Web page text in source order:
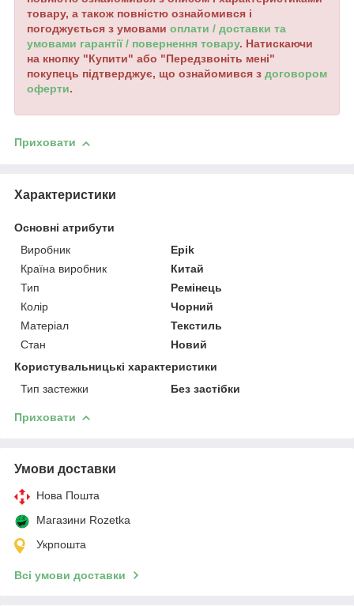
товару, а також повністю ознайомився і
погоджується з умовами оплати / доставки та
умовами гарантії / повернення товару. Натискаючи
на кнопку "Купити" або "Передзвоніть мені"
покупець підтверджує, що ознайомився з договором
оферти.
Приховати
Характеристики
Основні атрибути
Виробник
Epik
Країна виробник
Китай
Тип
Ремінець
Колір
Чорний
Матеріал
Текстиль
Стан
Новий
Користувальницькі характеристики
Тип застежки
Без застібки
Приховати
Умови доставки
Нова Пошта
Магазини Rozetka
Укрпошта
Всі умови доставки